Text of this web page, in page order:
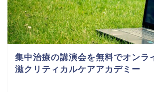
集中治療の講演会を無料でオンラ
滋クリティカルケアアカデミー